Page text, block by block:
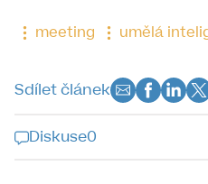
meeting umělá
Sdílet článek
Diskuse0